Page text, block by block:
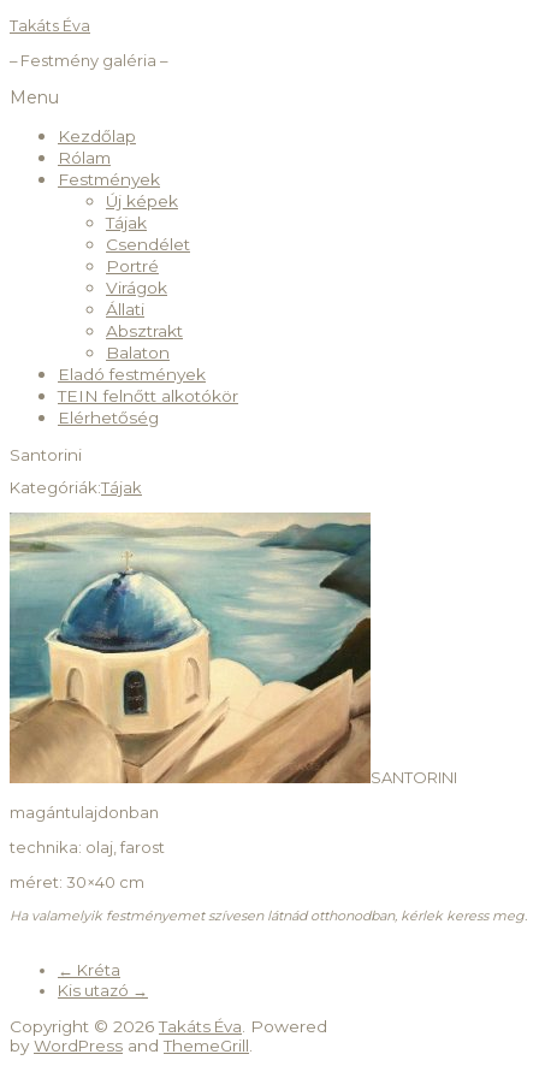
Takáts Éva
– Festmény galéria –
Menu
Kezdőlap
Rólam
Festmények
Új képek
Tájak
Csendélet
Portré
Virágok
Állati
Absztrakt
Balaton
Eladó festmények
TEIN felnőtt alkotókör
Elérhetőség
Santorini
Kategóriák:Tájak
SANTORINI
magántulajdonban
technika: olaj, farost
méret: 30×40 cm
Ha valamelyik festményemet szívesen látnád otthonodban, kérlek keress meg.
← Kréta
Kis utazó →
Copyright © 2026Takáts Éva. Powered
byWordPress andThemeGrill.